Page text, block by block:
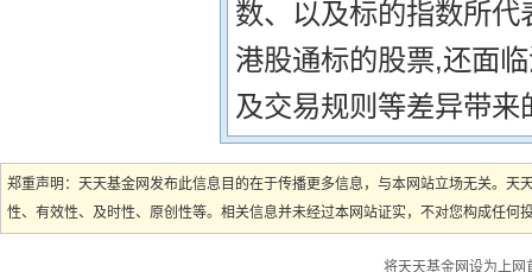
数、以及标的指数所
港股通标的股票,还面
及交易规则等差异带来
郑重声明：天天基金网发布此信息目的在于传播更多信息，与本网站立场无关。
性、有效性、及时性、原创性等。相关信息并未经过本网站证实，不对您构成任
将天天基金网设为上网